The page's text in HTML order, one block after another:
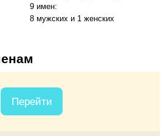
9 имен:
8 мужских и 1 женских
Перейти